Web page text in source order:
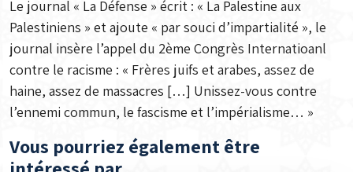
Le journal « La Défense » écrit : « La Palestine aux
Palestiniens » et ajoute « par souci d’impartialité », le
journal insère l’appel du 2ème Congrès Internatioanl
contre le racisme : « Frères juifs et arabes, assez de
haine, assez de massacres […] Unissez-vous contre
l’ennemi commun, le fascisme et l’impérialisme… »
Vous pourriez également être